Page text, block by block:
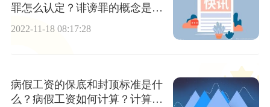
罪怎么认定？诽谤罪的概念是什
2022-11-18 08:17:28
病假工资的保底和封顶标准是什
么？病假工资如何计算？计算方